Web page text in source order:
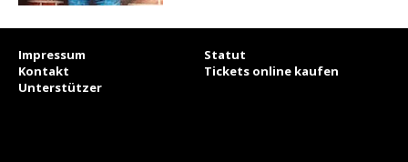
Impressum
Statut
Kontakt
Tickets online kaufen
Unterstützer